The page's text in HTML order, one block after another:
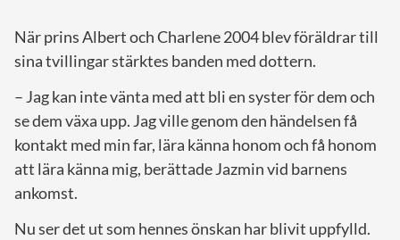
När prins Albert och Charlene 2004 blev föräldrar till
sina tvillingar stärktes banden med dottern.
– Jag kan inte vänta med att bli en syster för dem och
se dem växa upp. Jag ville genom den händelsen få
kontakt med min far, lära känna honom och få honom
att lära känna mig, berättade Jazmin vid barnens
ankomst.
Nu ser det ut som hennes önskan har blivit uppfylld.